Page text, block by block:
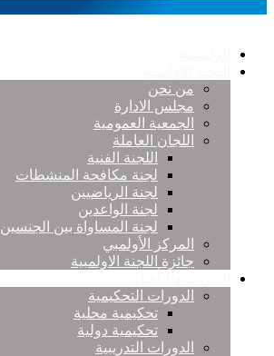
من نحن
مجلس الادارة
الجمعية العمومية
اللجان العاملة
اللجنة الفنية
لجنة مكافحة المنشطات
لجنة الرياضيين
لجنة الواعدين
لجنة المساواة بين الجنسين
المركز الأولمبي
جائزة اللجنة الاولمبية
الدورات التحكيمية
تحكيمية محلية
تحكيمية دولية
الدورات التدريبية